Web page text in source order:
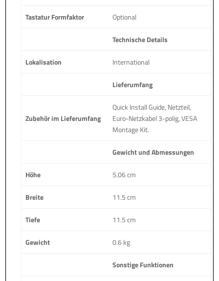
Tastatur Formfaktor Optional
Technische Details
Lokalisation International
Lieferumfang
Zubehör im Lieferumfang
Quick Install Guide, Netzteil,
Euro-Netzkabel 3-polig, VESA
Montage Kit.
Gewicht und Abmessungen
Höhe 5.06 cm
Breite 11.5 cm
Tiefe 11.5 cm
Gewicht 0.6 kg
Sonstige Funktionen